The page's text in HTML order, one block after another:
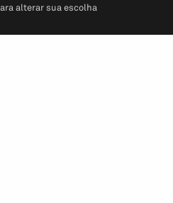
alterar sua escolha